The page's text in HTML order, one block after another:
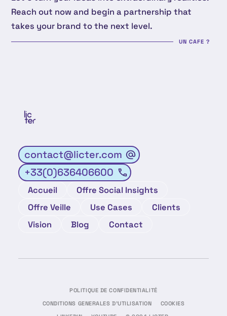
Reach out now and begin a partnership that
takes your brand to the next level.
UN CAFE ?
contact@licter.com
+33(0)636406600
Accueil
Offre Social Insights
Offre Veille
Use Cases
Clients
Vision
Blog Contact
POLITIQUE DE CONFIDENTIALITÉ
CONDITIONS GENERALES D'UTILISATION
COOKIES